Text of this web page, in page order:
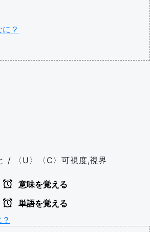
？
/ 〈U〉〈C〉可視度,視界
意味を覚える
単語を覚える